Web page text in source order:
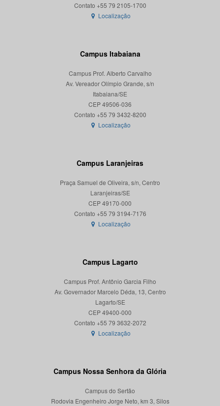
Localização
Campus Itabaiana
Campus Prof. Alberto Carvalho
Av. Vereador Olímpio Grande, s/n
Itabaiana/SE
CEP 49506-036
Localização
Campus Laranjeiras
Praça Samuel de Oliveira, s/n, Centro
Laranjeiras/SE
CEP 49170-000
Localização
Campus Lagarto
Campus Prof. Antônio Garcia Filho
Av. Governador Marcelo Déda, 13, Centro
Lagarto/SE
CEP 49400-000
Localização
Campus Nossa Senhora da Glória
Campus do Sertão
Rodovia Engenheiro Jorge Neto, km 3, Silos